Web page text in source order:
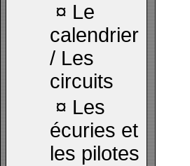
¤ Le
calendrier
/ Les
circuits
¤ Les
écuries et
les pilotes